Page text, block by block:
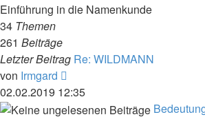
Einführung in die Namenkunde
34 Themen
261 Beiträge
Letzter Beitrag Re: WILDMANN
von Irmgard
Beitrag
02.02.2019 12:35